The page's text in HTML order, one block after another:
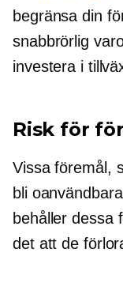
begränsa din
snabbrörlig
investera i
Risk för
Vissa föremål,
bli
behåller dessa
det att de